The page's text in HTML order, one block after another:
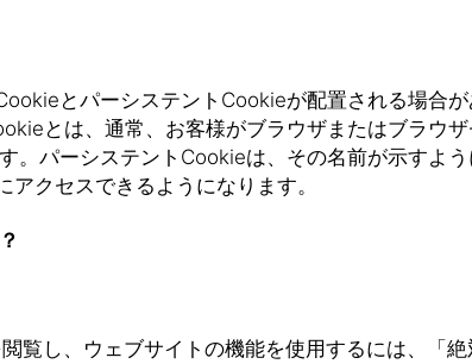
とパーシステントCookieが配置される場合
とは、通常、お客様がブラウザまたはブラウ
。パーシステントCookieは、その名前が示すよ
クセスできるようになります。
覧し、ウェブサイトの機能を使用するには、「